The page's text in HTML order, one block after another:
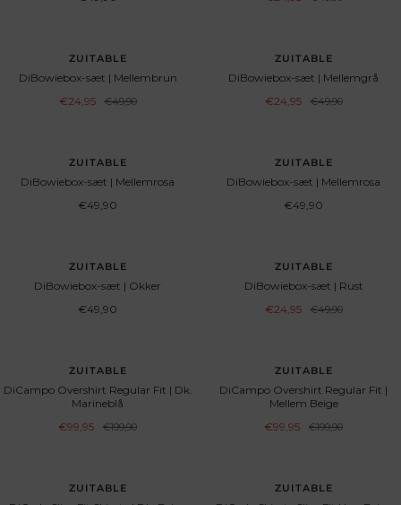
ZUITABLE
DiBowiebox-sæt | Mellembrun
Angebotspreis
€24,95
Regulärer
€49,90
ZUITABLE
DiBowiebox-sæt | Mellemgrå
Angebotspreis
€24,95
Regulärer
€49,90
ZUITABLE
DiBowiebox-sæt | Mellemrosa
Angebotspreis
€49,90
ZUITABLE
DiBowiebox-sæt | Mellemrosa
Angebotspreis
€49,90
ZUITABLE
DiBowiebox-sæt | Okker
Angebotspreis
€49,90
ZUITABLE
DiBowiebox-sæt | Rust
Angebotspreis
€24,95
Regulärer
€49,90
ZUITABLE
DiCampo Overshirt Regular Fit | Dk.
Marineblå
Angebotspreis
€99,95
Regulärer
€199,90
ZUITABLE
DiCampo Overshirt Regular Fit |
Mellem Beige
Angebotspreis
€99,95
Regulärer
€199,90
ZUITABLE ZUITABLE